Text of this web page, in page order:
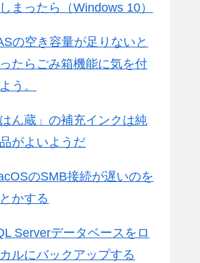
まったら（Windows 10）
の空き容量が足りないと
たらごみ箱機能に気を付
う。
はん蔵」の補充インクは純
がよいようだ
のSMB接続が遅いのを
かする
Serverデータベースをロ
ルにバックアップする